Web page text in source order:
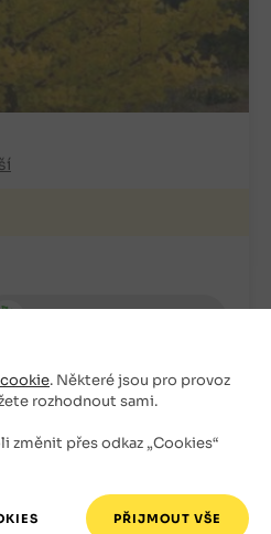
. Některé jsou pro provoz
rozhodnout sami.
změnit přes odkaz „Cookies“